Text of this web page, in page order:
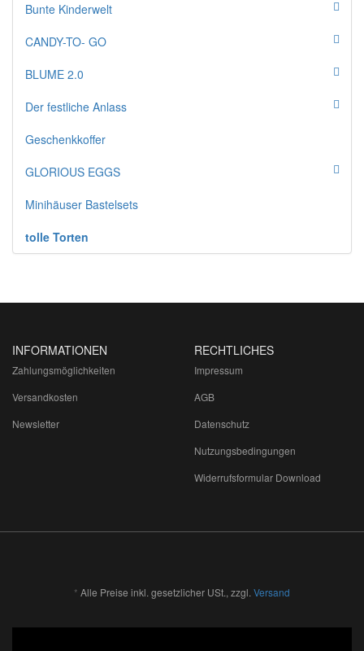
Bunte Kinderwelt
CANDY-TO- GO
BLUME 2.0
Der festliche Anlass
Geschenkkoffer
GLORIOUS EGGS
Minihäuser Bastelsets
tolle Torten
INFORMATIONEN
Zahlungsmöglichkeiten
Versandkosten
Newsletter
RECHTLICHES
Impressum
AGB
Datenschutz
Nutzungsbedingungen
Widerrufsformular Download
* Alle Preise inkl. gesetzlicher USt., zzgl. Versand